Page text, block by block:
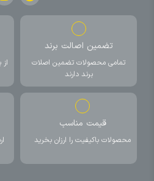
تضمین اصالت برند
تمامی محصولات تضمین اصلات
برند دارند
قیمت مناسب
محصولات باکیفیت را ارزان بخرید